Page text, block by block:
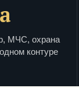
МЧС, охрана
контуре